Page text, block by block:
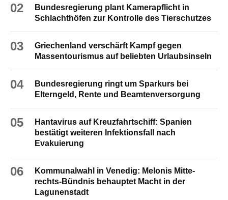
02
Bundesregierung plant Kamerapflicht in
Schlachthöfen zur Kontrolle des Tierschutzes
03
Griechenland verschärft Kampf gegen
Massentourismus auf beliebten Urlaubsinseln
04
Bundesregierung ringt um Sparkurs bei
Elterngeld, Rente und Beamtenversorgung
05
Hantavirus auf Kreuzfahrtschiff: Spanien
bestätigt weiteren Infektionsfall nach
Evakuierung
06
Kommunalwahl in Venedig: Melonis Mitte-
rechts-Bündnis behauptet Macht in der
Lagunenstadt